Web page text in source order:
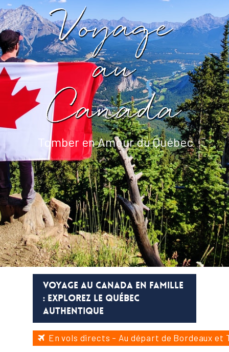
Voyage
au
Canada
Tomber en Amour du Québec
VOYAGE AU CANADA EN FAMILLE
: EXPLOREZ LE QUÉBEC
AUTHENTIQUE
En vols directs – Au départ de Bordeaux et